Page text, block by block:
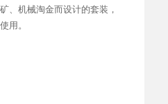
、机械淘金而设计的套装，
用。